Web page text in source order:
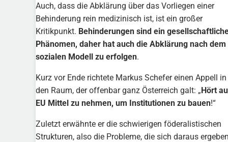
Auch, dass die Abklärung über das Vorliegen einer
Behinderung rein medizinisch ist, ist ein großer
Kritikpunkt. Behinderungen sind ein
Phänomen, daher hat auch die Abklärung nach dem
sozialen Modell zu erfolgen.
Kurz vor Ende richtete Markus Schefer einen Appell in
den Raum, der offenbar ganz Österreich galt: „Hört
EU Mittel zu nehmen, um Institutionen zu bauen!“
Zuletzt erwähnte er die schwierigen föderalistischen
Strukturen, also die Probleme, die sich daraus